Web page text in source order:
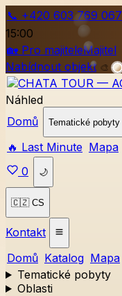
📞 +420 603 769 067
15:00
🏡 Pro majiteleMajitel
Nabídnout objekt 🎨
Náhled
Domů
Tematické pobyty
🔥 Last Minute Mapa
0
🌙
🇨🇿 CS
Kontakt
Domů Katalog Mapa
Tematické pobyty
Oblasti